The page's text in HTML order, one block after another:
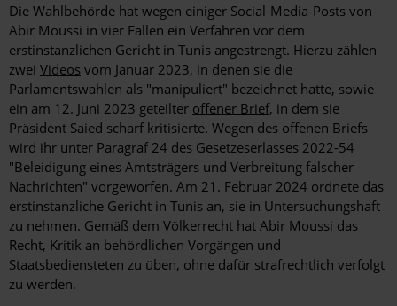
Die Wahlbehörde hat wegen einiger Social-Media-Posts von
Abir Moussi in vier Fällen ein Verfahren vor dem
erstinstanzlichen Gericht in Tunis angestrengt. Hierzu zählen
zwei Videos vom Januar 2023, in denen sie die
Parlamentswahlen als "manipuliert" bezeichnet hatte, sowie
ein am 12. Juni 2023 geteilter offener Brief, in dem sie
Präsident Saied scharf kritisierte. Wegen des offenen Briefs
wird ihr unter Paragraf 24 des Gesetzeserlasses 2022-54
"Beleidigung eines Amtsträgers und Verbreitung falscher
Nachrichten" vorgeworfen. Am 21. Februar 2024 ordnete das
erstinstanzliche Gericht in Tunis an, sie in Untersuchungshaft
zu nehmen. Gemäß dem Völkerrecht hat Abir Moussi das
Recht, Kritik an behördlichen Vorgängen und
Staatsbediensteten zu üben, ohne dafür strafrechtlich verfolgt
zu werden.